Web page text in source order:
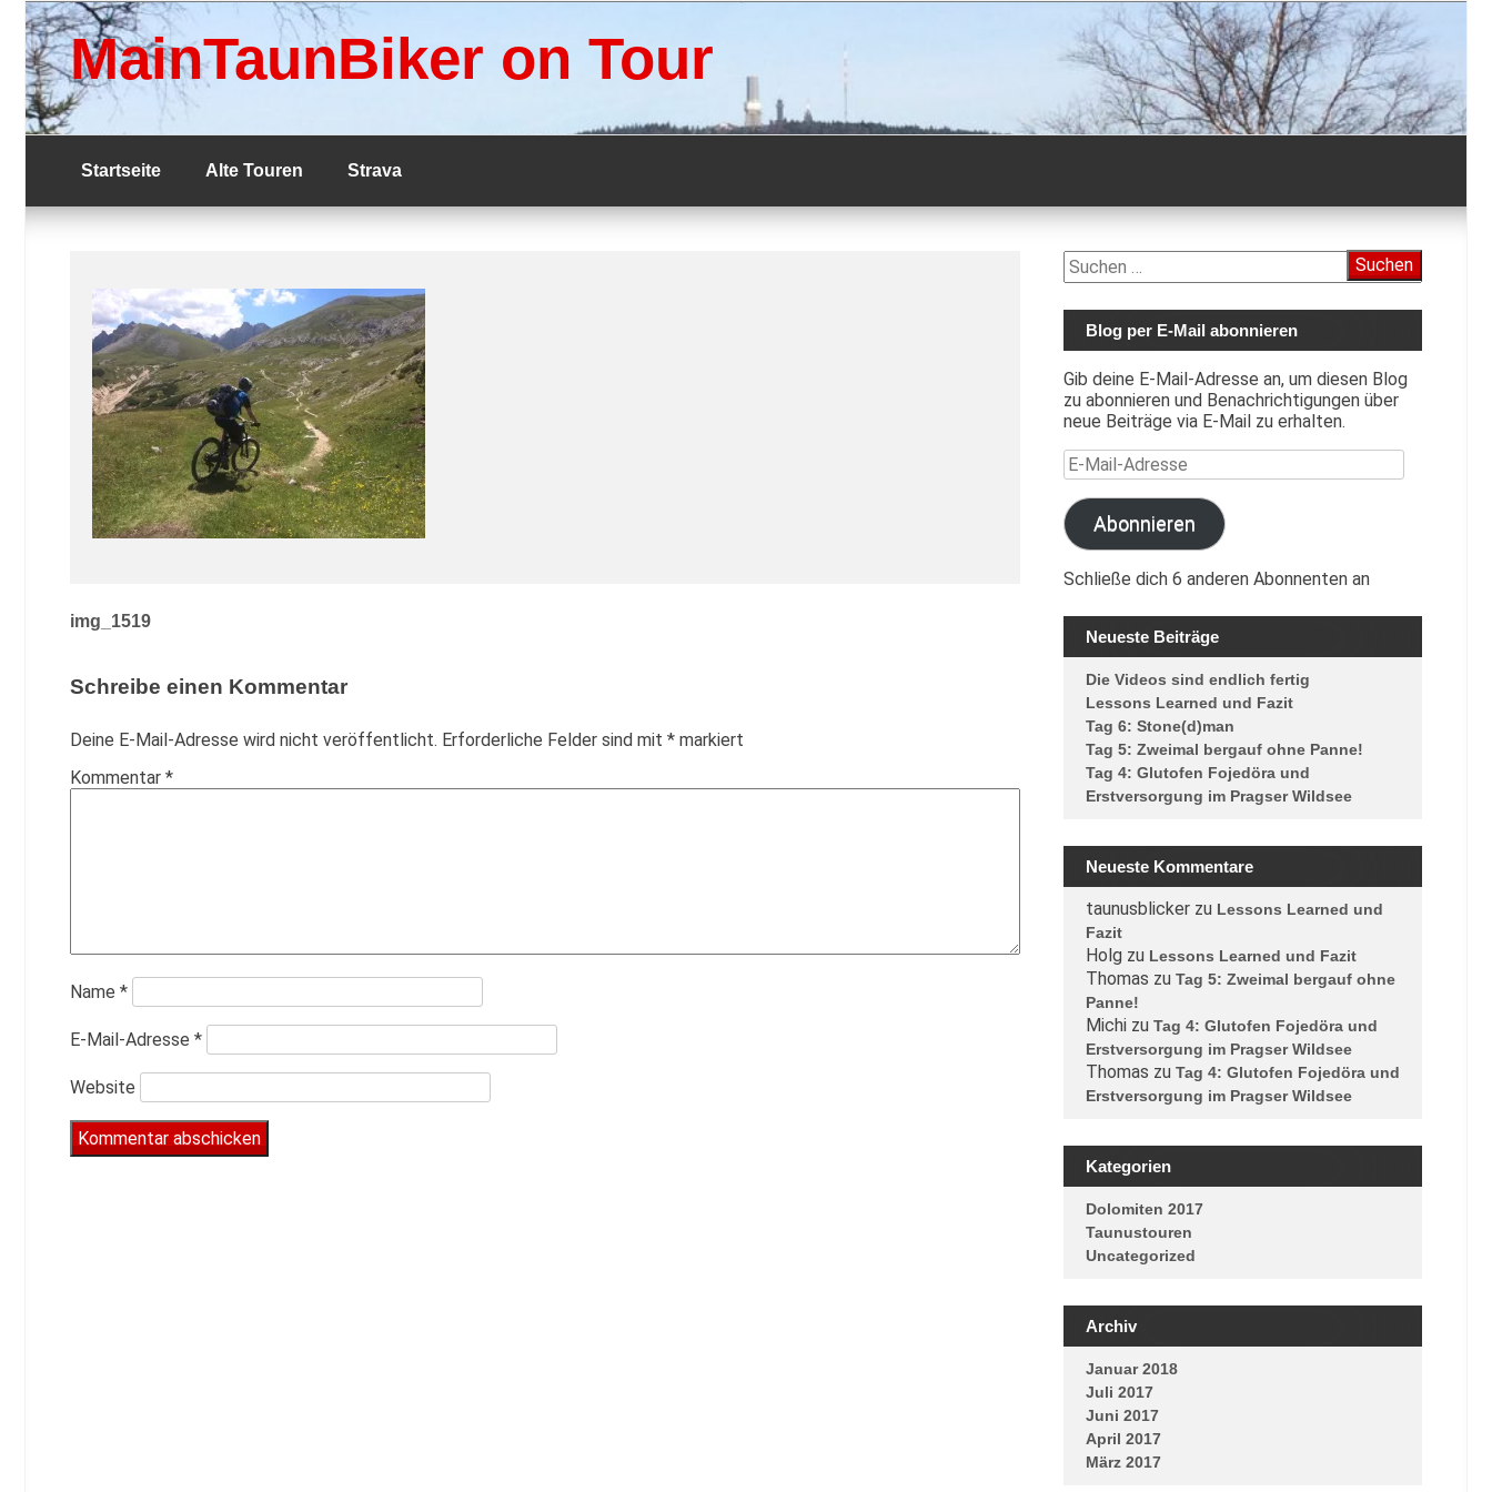
Skip
to
contentMainTaunBiker on Tour
Startseite Alte Touren Strava
Beitragsnavigation
img_1519
Schreibe einen Kommentar
Deine E-Mail-Adresse wird nicht veröffentlicht. Erforderliche Felder sind mit * markiert
Kommentar *
Name *
E-Mail-Adresse *
Website
Suchen
nach:
Blog per E-Mail abonnieren
Gib deine E-Mail-Adresse an, um diesen Blog
zu abonnieren und Benachrichtigungen über
neue Beiträge via E-Mail zu erhalten.
E-Mail-Adresse
Abonnieren
Schließe dich 6 anderen Abonnenten an
Neueste Beiträge
Die Videos sind endlich fertig
Lessons Learned und Fazit
Tag 6: Stone(d)man
Tag 5: Zweimal bergauf ohne Panne!
Tag 4: Glutofen Fojedöra und
Erstversorgung im Pragser Wildsee
Neueste Kommentare
taunusblickerzu Lessons Learned und
Fazit
Holg zu Lessons Learned und Fazit
Thomas zu Tag 5: Zweimal bergauf ohne
Panne!
Michizu Tag 4: Glutofen Fojedöra und
Erstversorgung im Pragser Wildsee
Thomas zu Tag 4: Glutofen Fojedöra und
Erstversorgung im Pragser Wildsee
Kategorien
Dolomiten 2017
Taunustouren
Uncategorized
Archiv
Januar 2018
Juli 2017
Juni 2017
April 2017
März 2017